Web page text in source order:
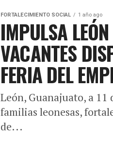
FORTALECIMIENTO SOCIAL 1 año ago
IMPULSA
VACANTES
FERIA DEL
León, Guanajuato, a 11
familias leonesas,
de...